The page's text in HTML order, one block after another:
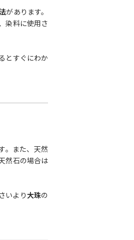
があります。
染料に使用さ
とすぐにわか
。また、天然
然石の場合は
いより大珠の